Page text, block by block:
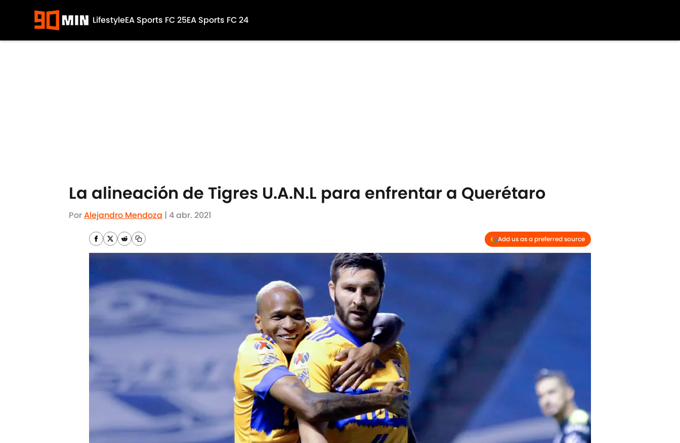
LifestyleEA Sports FC 25EA Sports FC 24
La alineación de Tigres U.A.N.L para enfrentar a Querétaro
PorAlejandro Mendoza | 4 abr. 2021
Add us as a preferred source